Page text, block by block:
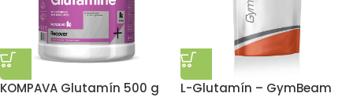
KOMPAVA Glutamín 500 g L-Glutamín – GymBeam